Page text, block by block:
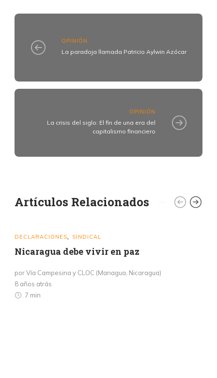
OPINIÓN
La paradoja llamada Patricio Aylwin Azócar
OPINIÓN
La crisis del siglo: El fin de una era del
capitalismo financiero
Artículos Relacionados
DECLARACIONES SINDICAL
Nicaragua debe vivir en paz
por Vía Campesina y CLOC (Managua, Nicaragua)
8 años atrás
7 min